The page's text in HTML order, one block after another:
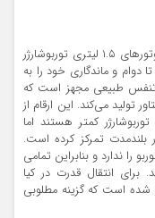
در شرایطی که کراس‌اوورهای رنگارنگ چینی با موتورهای ۱.۵ لیتری توربوشارژر
دوام و ماندگاری خود را به
خودرو به پیشرانه ۱.۶ لیتری تنفس طبیعی مجهز است که
۱۵۱ نیوتن متر گشتاور تولید می‌کند. این ارقام از
چینی با موتورهای ۱.۵ لیتری توربوشارژر کمتر هستند اما
بلندمدت تمرکز کرده است.
ندارد و بنابراین تمامی
برای انتقال قدرت در کیا
است که گزینه مطلوبی